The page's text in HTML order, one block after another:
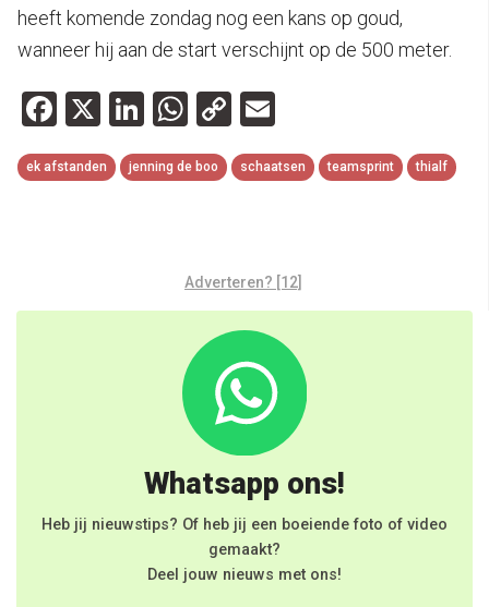
heeft komende zondag nog een kans op goud,
wanneer hij aan de start verschijnt op de 500 meter.
Facebook
X LinkedIn
WhatsApp
Copy
Link
ek afstanden jenning de boo schaatsen teamsprint thialf
Adverteren? [12]
Whatsapp ons!
Heb jij nieuwstips? Of heb jij een boeiende foto of video
gemaakt?
Deel jouw nieuws met ons!